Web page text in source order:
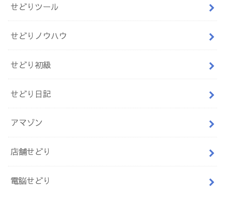
せどりツール
せどりノウハウ
せどり初級
せどり日記
アマゾン
店舗せどり
電脳せどり